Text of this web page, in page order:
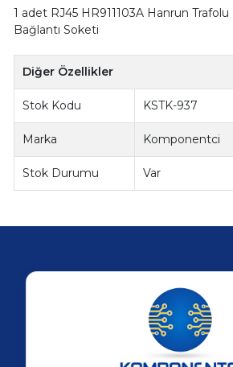
1 adet RJ45 HR911103A Hanrun
Bağlantı Soketi
Diğer Özellikler
Stok Kodu KSTK-937
Marka Komponentci
Stok Durumu Var